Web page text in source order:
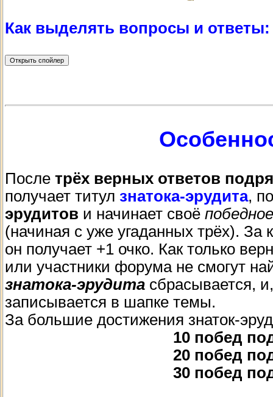
Как выделять вопросы и ответы:
После трёх верных ответов
получает титул знатока-эрудита,
эрудитов и начинает своё
(начиная с уже угаданных трёх).
он получает +1 очко. Как только
или участники форума не смогут
знатока-эрудита сбрасывается,
записывается в шапке темы.
За большие достижения знаток-
10 побед
20 побед
30 побед